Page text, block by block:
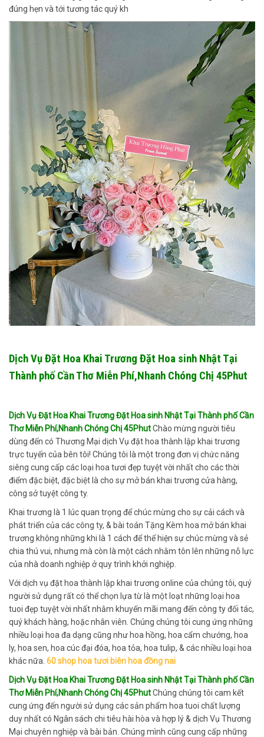
đúng hẹn và tới tương tác quý kh
Dịch Vụ Đặt Hoa Khai Trương Đặt Hoa sinh Nhật Tại
Thành phố Cần Thơ Miễn Phí,Nhanh Chóng Chị 45Phut
Dịch Vụ Đặt Hoa Khai Trương Đặt Hoa sinh Nhật Tại Thành phố Cần
Thơ Miễn Phí,Nhanh Chóng Chị 45PhutChào mừng người tiêu
dùng đến có Thương Mại dịch Vụ đặt hoa thành lập khai trương
trực tuyến của bên tôi! Chúng tôi là một trong đơn vị chức năng
siêng cung cấp các loại hoa tươi đẹp tuyệt vời nhất cho các thời
điểm đặc biệt, đặc biệt là cho sự mở bán khai trương cửa hàng,
công sở tuyệt công ty.
Khai trương là 1 lúc quan trọng để chúc mừng cho sự cải cách và
phát triển của các công ty, & bài toán Tặng Kèm hoa mở bán khai
trương không những khi là 1 cách để thể hiện sự chúc mừng và sẻ
chia thú vui, nhưng mà còn là một cách nhằm tôn lên những nỗ lực
của nhà doanh nghiệp ở quy trình khởi nghiệp.
Với dịch vụ đặt hoa thành lập khai trương online của chúng tôi, quý
người sử dụng rất có thể chọn lựa từ là một loạt những loại hoa
tuoi đẹp tuyệt vời nhất nhằm khuyến mãi mang đến công ty đối tác,
quý khách hàng, hoặc nhân viên. Chúng chúng tôi cung ứng những
nhiều loại hoa đa dạng cũng như hoa hồng, hoa cẩm chướng, hoa
ly, hoa sen, hoa cúc đại đóa, hoa tỏa, hoa tulip, & các nhiều loại hoa
khác nữa. 60 shop hoa tươi biên hoa đồng nai
Dịch Vụ Đặt Hoa Khai Trương Đặt Hoa sinh Nhật Tại Thành phố Cần
Thơ Miễn Phí,Nhanh Chóng Chị 45PhutChúng chúng tôi cam kết
cung ứng đến người sử dụng các sản phẩm hoa tuoi chất lượng
duy nhất có Ngân sách chi tiêu hài hòa và hợp lý & dịch Vụ Thương
Mại chuyên nghiệp và bài bản. Chúng mình cũng cung cấp những